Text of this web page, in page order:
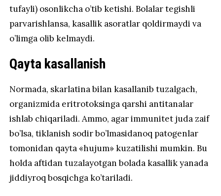
tufayli) osonlikcha o’tib ketishi. Bolalar tegishli
parvarishlansa, kasallik asoratlar qoldirmaydi va
o’limga olib kelmaydi.
Qayta kasallanish
Normada, skarlatina bilan kasallanib tuzalgach,
organizmida eritrotoksinga qarshi antitanalar
ishlab chiqariladi. Ammo, agar immunitet juda zaif
bo’lsa, tiklanish sodir bo’lmasidanoq patogenlar
tomonidan qayta «hujum» kuzatilishi mumkin. Bu
holda aftidan tuzalayotgan bolada kasallik yanada
jiddiyroq bosqichga ko’tariladi.